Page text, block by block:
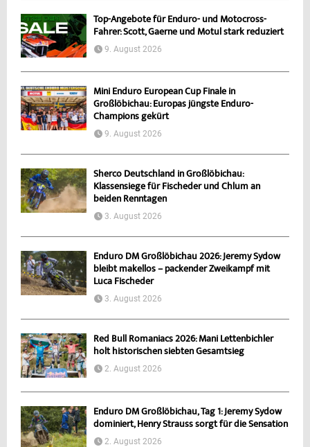
Top-Angebote für Enduro- und Motocross-
Fahrer: Scott, Gaerne und Motul stark reduziert
9. August 2026
Mini Enduro European Cup Finale in
Großlöbichau: Europas jüngste Enduro-
Champions gekürt
9. August 2026
Sherco Deutschland in Großlöbichau:
Klassensiege für Fischeder und Chlum an
beiden Renntagen
3. August 2026
Enduro DM Großlöbichau 2026: Jeremy Sydow
bleibt makellos – packender Zweikampf mit
Luca Fischeder
3. August 2026
Red Bull Romaniacs 2026: Mani Lettenbichler
holt historischen siebten Gesamtsieg
2. August 2026
Enduro DM Großlöbichau, Tag 1: Jeremy Sydow
dominiert, Henry Strauss sorgt für die Sensation
2. August 2026